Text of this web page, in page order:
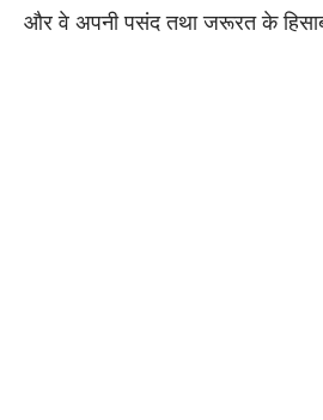
और वे अपनी पसंद तथा जरूरत के